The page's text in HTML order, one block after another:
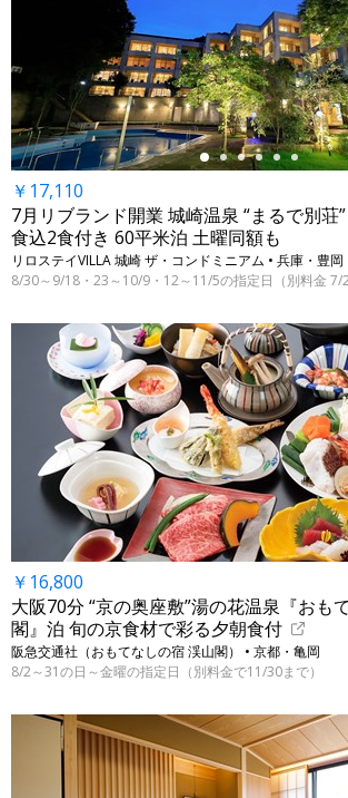
￥17,110
7月リブランド開業 城崎温泉 “まるで別荘
食込2食付き 60平米泊 土曜同額も
リロステイVILLA 城崎 ザ・コンドミニアム • 兵庫・豊岡
8/30～9/18・23～10/9・12～11/5の指定日（別料金 7/
￥16,800
大阪70分 “京の奥座敷”湯の花温泉『おも
閣』泊 旬の京食材で彩る夕朝食付
阪急交通社（おもてなしの宿 渓山閣） • 京都・亀岡
8/2～31の日～金曜の指定日（別料金で11/30まで）